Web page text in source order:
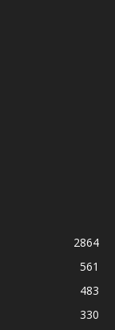
2864
561
483
330